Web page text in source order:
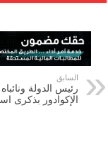
السابق
رئيس الدولة
الإكوادور بذكرى